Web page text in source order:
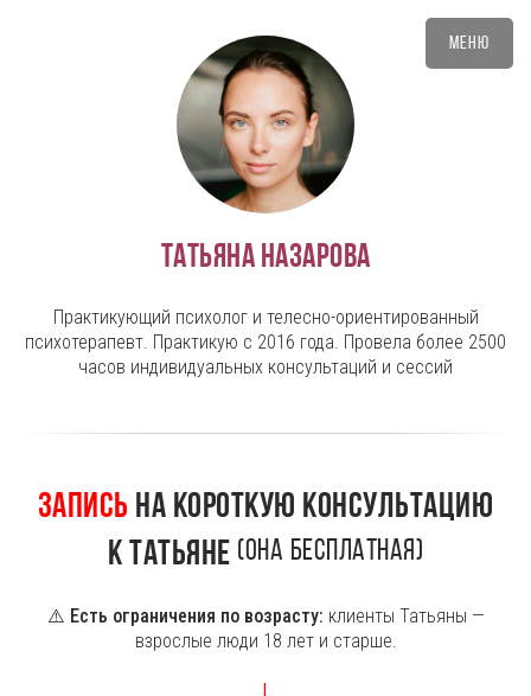
Татьяна Назарова
Практикующий психолог и телесно-ориентированный
психотерапевт. Практикую с 2016 года. Провела более 2500
часов индивидуальных консультаций и сессий
Меню
Запись на короткую консультацию
к Татьяне (она бесплатная)
⚠️ Есть ограничения по возрасту: клиенты Татьяны —
взрослые люди 18 лет и старше.